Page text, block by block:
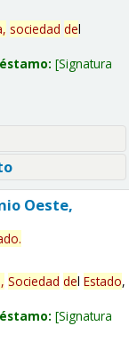
sociedad del
Signatura
Oeste,
.
Sociedad del Estado,
Signatura